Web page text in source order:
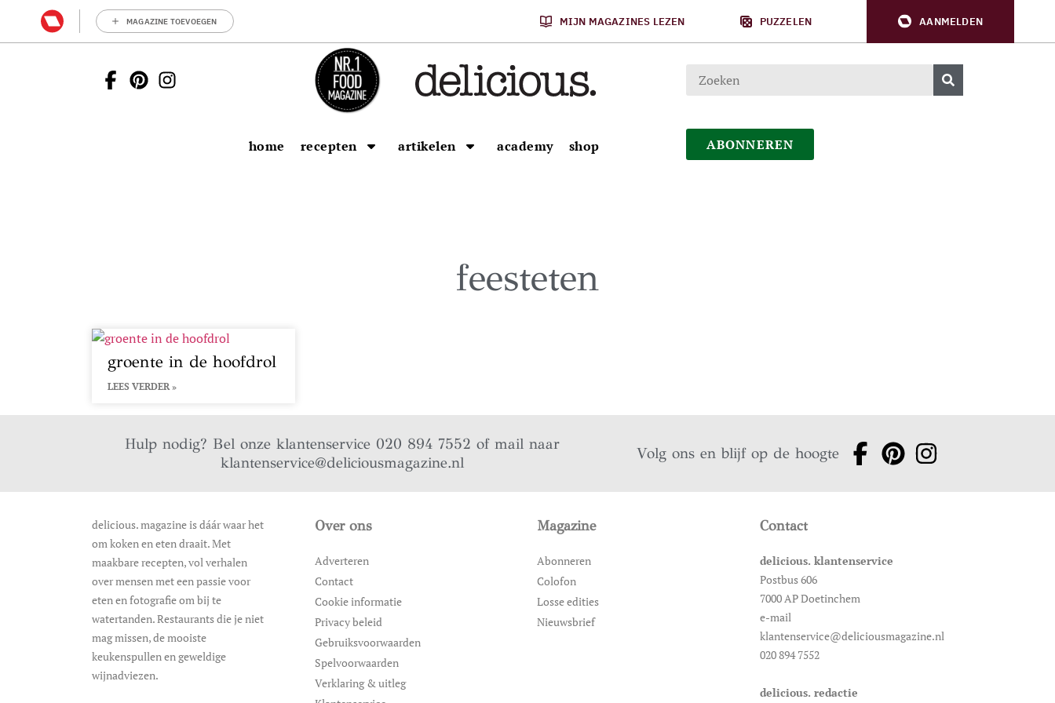
MAGAZINE TOEVOEGEN MIJN MAGAZINES LEZEN PUZZELEN AANMELDEN
home recepten artikelen academy shop ABONNEREN
feesteten
groente in de hoofdrol
LEES VERDER »
Hulp nodig? Bel onze klantenservice 020 894 7552 of mail naar
klantenservice@deliciousmagazine.nl
Volg ons en blijf op de hoogte
delicious. magazine is dáár waar het
om koken en eten draait. Met
maakbare recepten, vol verhalen
over mensen met een passie voor
eten en fotografie om bij te
watertanden. Restaurants die je niet
mag missen, de mooiste
keukenspullen en geweldige
wijnadviezen.
Over ons
Adverteren
Contact
Cookie informatie
Privacy beleid
Gebruiksvoorwaarden
Spelvoorwaarden
Verklaring & uitleg
Magazine
Abonneren
Colofon
Losse edities
Nieuwsbrief
Contact
delicious. klantenservice
Postbus 606
7000 AP Doetinchem
e-mail
klantenservice@deliciousmagazine.nl
020 894 7552
delicious. redactie